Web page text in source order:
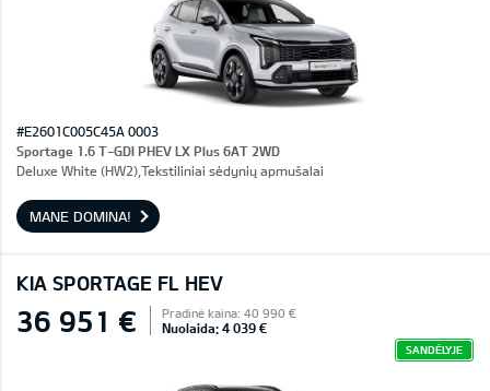
#E2601C005C45A 0003
Sportage 1.6 T-GDI PHEV LX Plus 6AT 2WD
Deluxe White (HW2),Tekstiliniai sėdynių apmušalai
MANE DOMINA!
KIA SPORTAGE FL HEV
36 951 € Pradinė kaina: 40 990 €
Nuolaida: 4 039 €
SANDĖLYJE